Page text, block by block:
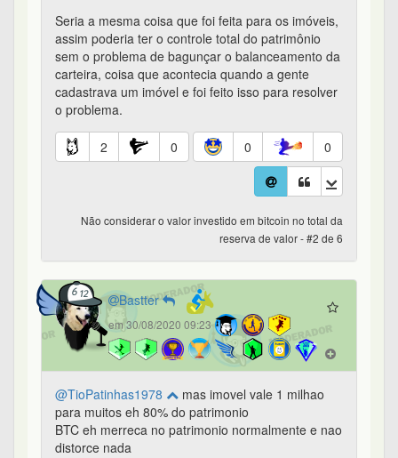
Seria a mesma coisa que foi feita para os imóveis,
assim poderia ter o controle total do patrimônio
sem o problema de bagunçar o balanceamento da
carteira, coisa que acontecia quando a gente
cadastrava um imóvel e foi feito isso para resolver
o problema.
2 0 0 0
Não considerar o valor investido em bitcoin no total da
reserva de valor - #2 de 6
Bastter
em 30/08/2020 09:23
@TioPatinhas1978
mas imovel vale 1 milhao
para muitos eh 80% do patrimonio
BTC eh merreca no patrimonio normalmente e nao
distorce nada